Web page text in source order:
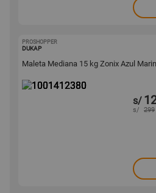
PROSHOPPER
DUKAP
Maleta Mediana 15 kg Zonix Azul
s/
s/ 299